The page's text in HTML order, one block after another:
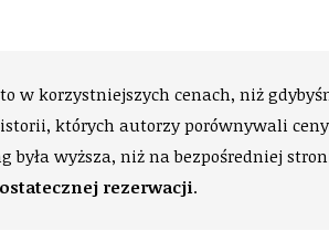
w korzystniejszych cenach, niż
których autorzy porównywali
była wyższa, niż na bezpośredniej
rezerwacji.